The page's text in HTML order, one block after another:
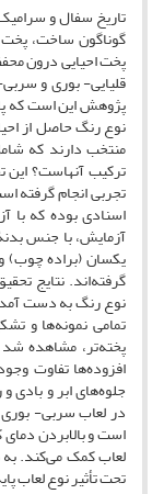
تاریخ سفال و
گوناگون ساخت،
پخت احیایی درون
قلیایی- بوری و
پژوهش این است که
نوع رنگ حاصل از
منتخب دارند که
ترکیب آنهاست؟
تجربی انجام گرفته
اسنادی بوده که با
آزمایش، با جنس
گرفته‌اند. نتایج
نوع رنگ به دست
تمامی نمونه‌ها و
پخته‌تر، مشاهده
افزوده‌ها تفاوت
جلوه‌های ابر و
در لعاب سربی-
است و بالابردن
لعاب کمک می‌کند. به
تحت تأثیر نوع لعاب